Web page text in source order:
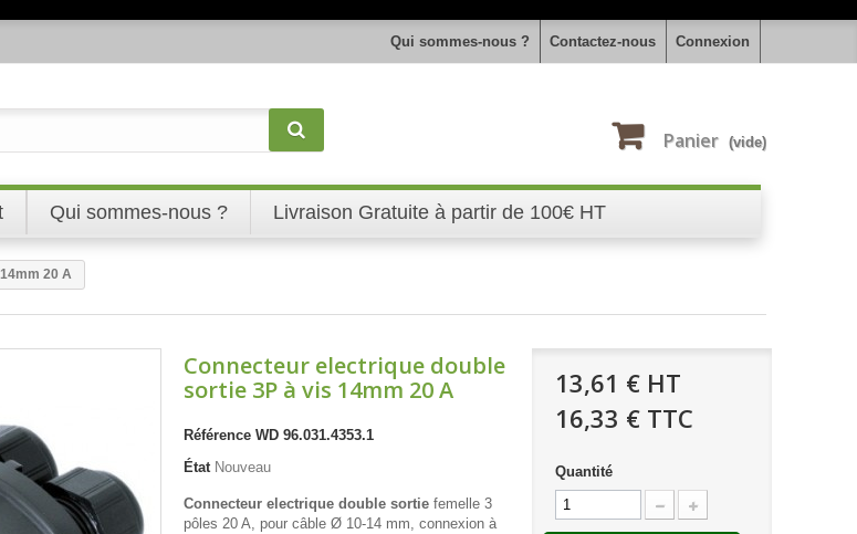
Connexion
Contactez-nous
Qui sommes-nous ?
Panier (vide)
Qui sommes-nous ? Livraison Gratuite à partir de 100€ HT
20 A
Connecteur electrique double
sortie 3P à vis 14mm 20 A
Référence WD 96.031.4353.1
État Nouveau
Connecteur electrique double sortie femelle 3
pôles 20 A, pour câble Ø 10-14 mm, connexion à
13,61 € HT
16,33 € TTC
Quantité